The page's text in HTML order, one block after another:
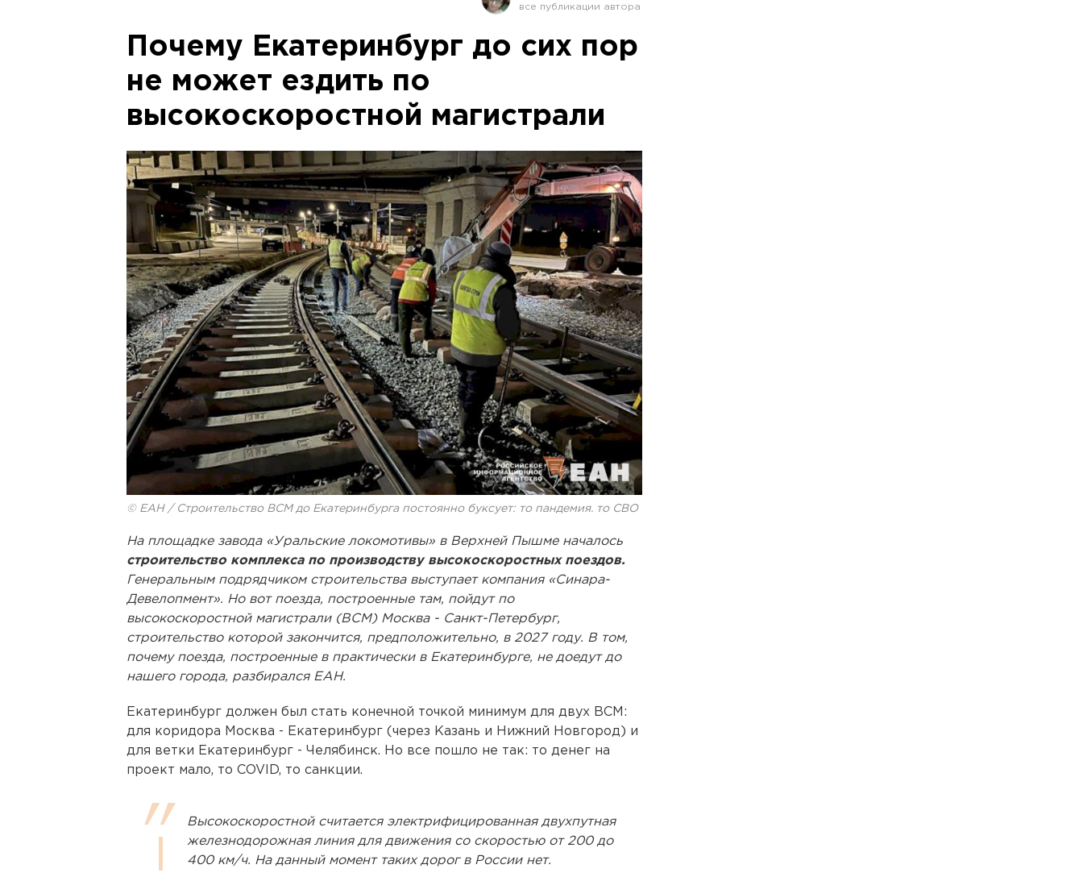
Почему Екатеринбург до сих пор
не может ездить по
высокоскоростной магистрали
© ЕАН / Строительство ВСМ до Екатеринбурга постоянно буксует: то пандемия. то СВО
На площадке завода «Уральские локомотивы» в Верхней Пышме началось
строительство комплекса по производству высокоскоростных поездов.
Генеральным подрядчиком строительства выступает компания «Синара-
Девелопмент». Но вот поезда, построенные там, пойдут по
высокоскоростной магистрали (ВСМ) Москва - Санкт-Петербург,
строительство которой закончится, предположительно, в 2027 году. В том,
почему поезда, построенные в практически в Екатеринбурге, не доедут до
нашего города, разбирался ЕАН.
Екатеринбург должен был стать конечной точкой минимум для двух ВСМ:
для коридора Москва - Екатеринбург (через Казань и Нижний Новгород) и
для ветки Екатеринбург - Челябинск. Но все пошло не так: то денег на
проект мало, то COVID, то санкции.
Высокоскоростной считается электрифицированная двухпутная
железнодорожная линия для движения со скоростью от 200 до
400 км/ч. На данный момент таких дорог в России нет.